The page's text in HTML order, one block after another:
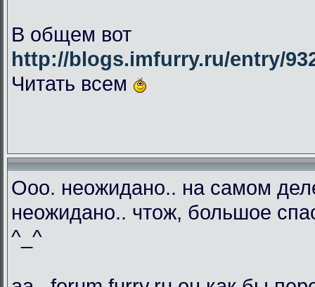
В общем вот
http://blogs.imfurry.ru/entry/
Читать всем
Ооо. неожидано.. на самом
неожидано.. чтож, большое
^_^